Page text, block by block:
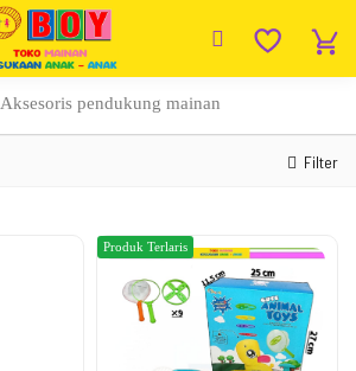
Aksesoris pendukung mainan
Filter
Produk Terlaris